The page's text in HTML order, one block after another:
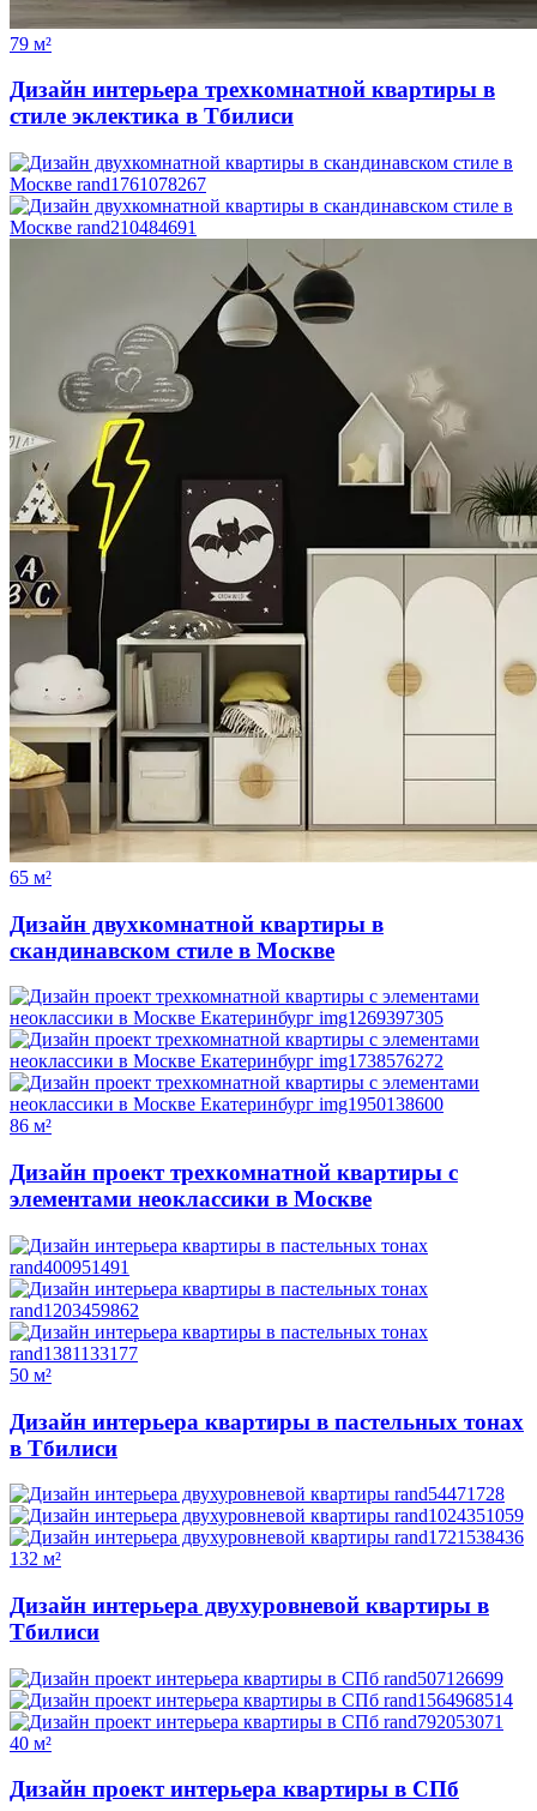
79 м²
Дизайн интерьера трехкомнатной квартиры в
стиле эклектика в Тбилиси
65 м²
Дизайн двухкомнатной квартиры в
скандинавском стиле в Москве
86 м²
Дизайн проект трехкомнатной квартиры с
элементами неоклассики в Москве
50 м²
Дизайн интерьера квартиры в пастельных тонах
в Тбилиси
132 м²
Дизайн интерьера двухуровневой квартиры в
Тбилиси
40 м²
Дизайн проект интерьера квартиры в СПб